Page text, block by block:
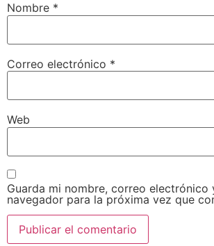
Nombre *
Correo electrónico *
Web
Guarda mi nombre, correo electrónico
navegador para la próxima vez que